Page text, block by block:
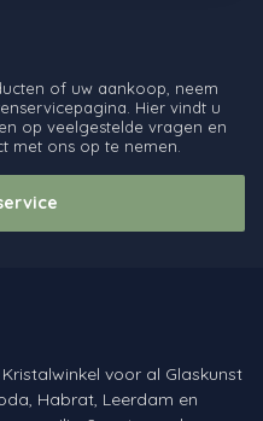
of uw aankoop, neem
Hier vindt u
op veelgestelde vragen en
met ons op te nemen.
voor al Glaskunst
Habrat, Leerdam en